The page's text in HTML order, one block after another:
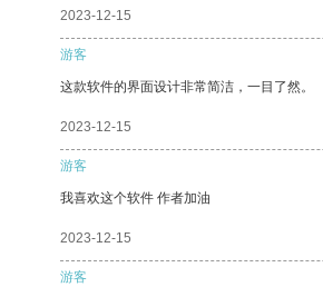
2023-12-15
游客
这款软件的界面设计非常简洁，一目了然。
2023-12-15
游客
我喜欢这个软件 作者加油
2023-12-15
游客